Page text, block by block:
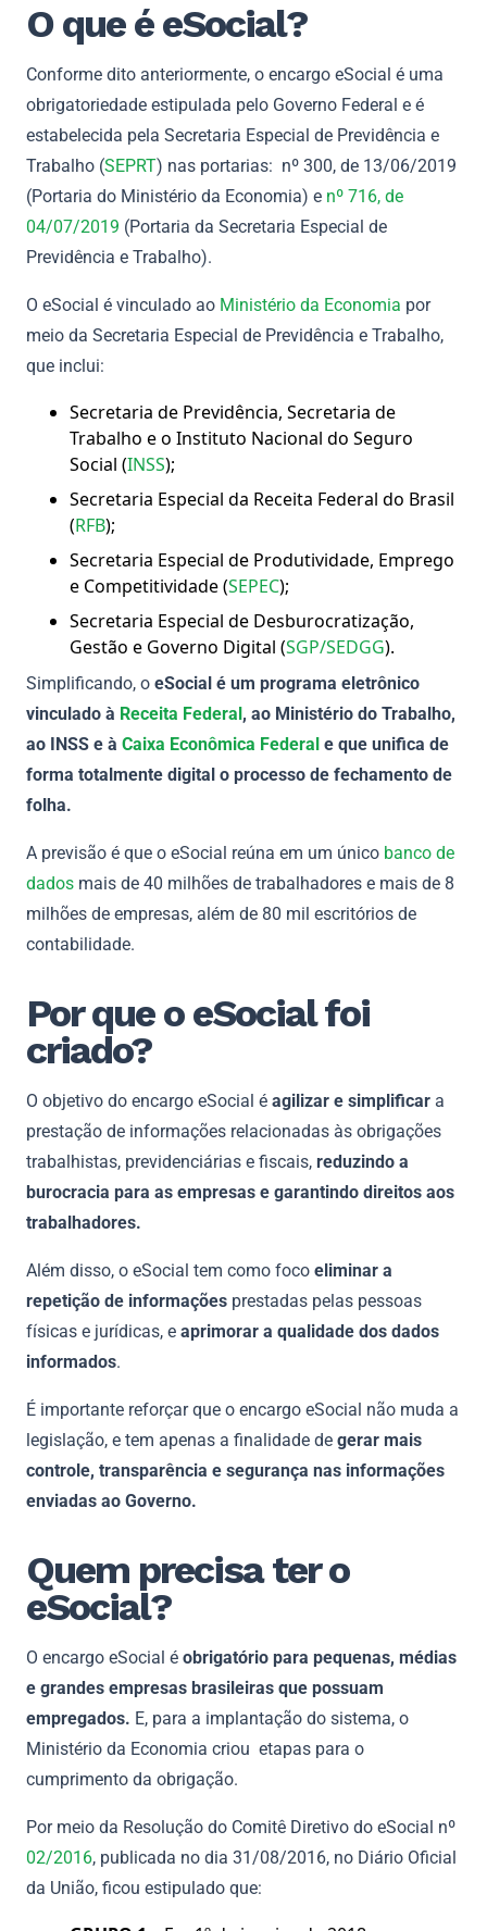
O que é eSocial?
Conforme dito anteriormente, o encargo eSocial é uma
obrigatoriedade estipulada pelo Governo Federal e é
estabelecida pela Secretaria Especial de Previdência e
Trabalho (SEPRT) nas portarias: nº 300, de 13/06/2019
(Portaria do Ministério da Economia) e nº 716, de
04/07/2019 (Portaria da Secretaria Especial de
Previdência e Trabalho).
O eSocial é vinculado ao Ministério da Economia por
meio da Secretaria Especial de Previdência e Trabalho,
que inclui:
Secretaria de Previdência, Secretaria de
Trabalho e o Instituto Nacional do Seguro
Social (INSS);
Secretaria Especial da Receita Federal do Brasil
(RFB);
Secretaria Especial de Produtividade, Emprego
e Competitividade (SEPEC);
Secretaria Especial de Desburocratização,
Gestão e Governo Digital (SGP/SEDGG).
Simplificando, o eSocial é um programa eletrônico
vinculado à Receita Federal, ao Ministério do Trabalho,
ao INSS e à Caixa Econômica Federal e que unifica de
forma totalmente digital o processo de fechamento de
folha.
A previsão é que o eSocial reúna em um único banco de
dados mais de 40 milhões de trabalhadores e mais de 8
milhões de empresas, além de 80 mil escritórios de
contabilidade.
Por que o eSocial foi
criado?
O objetivo do encargo eSocial é agilizar e simplificar a
prestação de informações relacionadas às obrigações
trabalhistas, previdenciárias e fiscais, reduzindo a
burocracia para as empresas e garantindo direitos aos
trabalhadores.
Além disso, o eSocial tem como foco eliminar a
repetição de informações prestadas pelas pessoas
físicas e jurídicas, e aprimorar a qualidade dos dados
informados.
É importante reforçar que o encargo eSocial não muda a
legislação, e tem apenas a finalidade de gerar mais
controle, transparência e segurança nas informações
enviadas ao Governo.
Quem precisa ter o
eSocial?
O encargo eSocial é obrigatório para pequenas, médias
e grandes empresas brasileiras que possuam
empregados. E, para a implantação do sistema, o
Ministério da Economia criou etapas para o
cumprimento da obrigação.
Por meio da Resolução do Comitê Diretivo do eSocial nº
02/2016, publicada no dia 31/08/2016, no Diário Oficial
da União, ficou estipulado que: